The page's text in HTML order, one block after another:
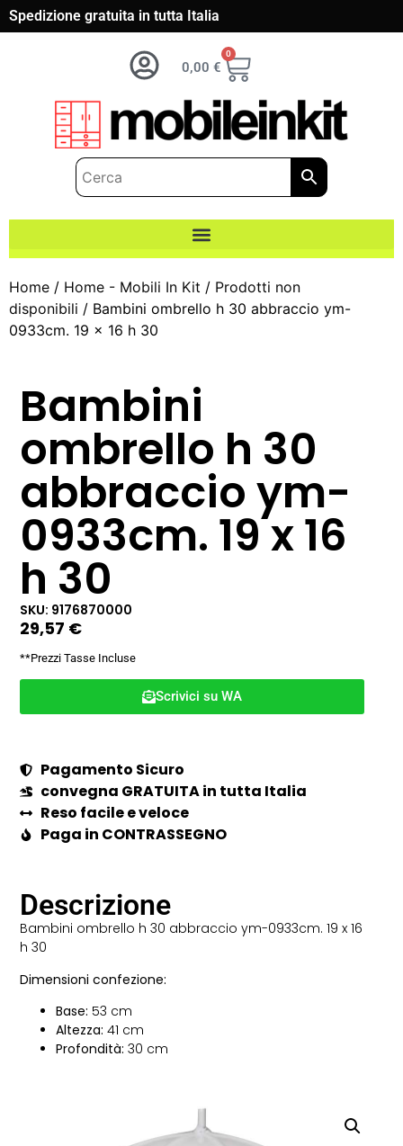
Spedizione gratuita in tutta Italia
0,00 €
0
Home / Home - Mobili In Kit / Prodotti non
disponibili / Bambini ombrello h 30 abbraccio ym-
0933cm. 19 x 16 h 30
Bambini
ombrello h 30
abbraccio ym-
0933cm. 19 x 16
h 30
SKU: 9176870000
29,57 €
**Prezzi Tasse Incluse
Scrivici su WA
Pagamento Sicuro
convegna GRATUITA in tutta Italia
Reso facile e veloce
Paga in CONTRASSEGNO
Descrizione
Bambini ombrello h 30 abbraccio ym-0933cm. 19 x 16
h 30
Dimensioni confezione:
Base: 53 cm
Altezza: 41 cm
Profondità: 30 cm